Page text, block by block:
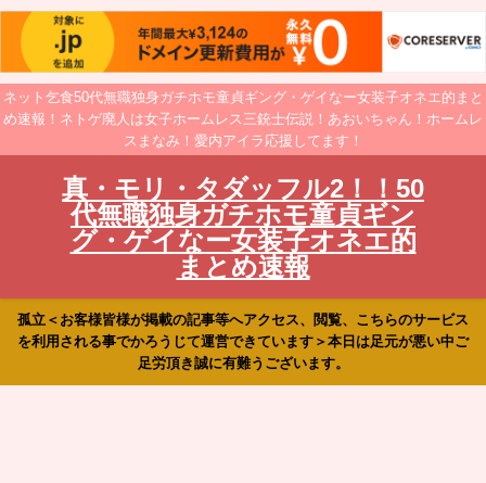
ネット乞食50代無職独身ガチホモ童貞ギング・ゲイなー女装子オネエ的まと
め速報！ネトゲ廃人は女子ホームレス三銃士伝説！あおいちゃん！ホームレ
スまなみ！愛内アイラ応援してます！
真・モリ・タダッフル2！！50
代無職独身ガチホモ童貞ギン
グ・ゲイなー女装子オネエ的
まとめ速報
孤立＜お客様皆様が掲載の記事等へアクセス、閲覧、こちらのサービス
を利用される事でかろうじて運営できています＞本日は足元が悪い中ご
足労頂き誠に有難うございます。